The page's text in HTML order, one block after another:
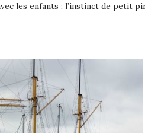
les enfants : l’instinct de petit